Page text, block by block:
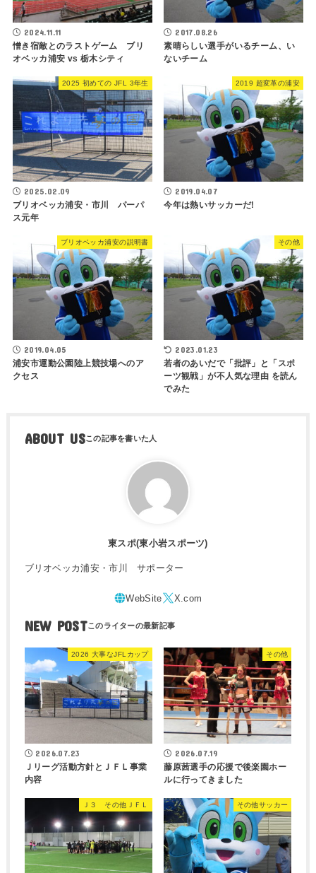
2024.11.11
憎き宿敵とのラストゲーム ブリ
オベッカ浦安 vs 栃木シティ
2017.08.26
素晴らしい選手がいるチーム、い
ないチーム
2025 初めての JFL 3年生
2025.02.09
ブリオベッカ浦安・市川 パーパ
ス元年
2019 超変革の浦安
2019.04.07
今年は熱いサッカーだ!
ブリオベッカ浦安の説明書
2019.04.05
浦安市運動公園陸上競技場へのア
クセス
その他
2023.01.23
若者のあいだで「批評」と「スポ
ーツ観戦」が不人気な理由 を読ん
でみた
ABOUT US
東スポ(東小岩スポーツ)
ブリオベッカ浦安・市川 サポーター
NEW POST
2026 大事なJFLカップ
2026.07.23
Ｊリーグ活動方針とＪＦＬ事業
内容
その他
2026.07.19
藤原茜選手の応援で後楽園ホー
ルに行ってきました
Ｊ３ その他ＪＦＬ その他サッカー